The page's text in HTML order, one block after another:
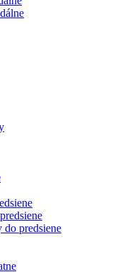
do predsiene